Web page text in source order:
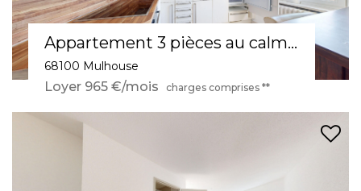
Appartement 3 pièces au calme, au Bâtiment Annulaire, proche gare et tramway
68100 Mulhouse
Loyer 965 €/mois charges comprises **